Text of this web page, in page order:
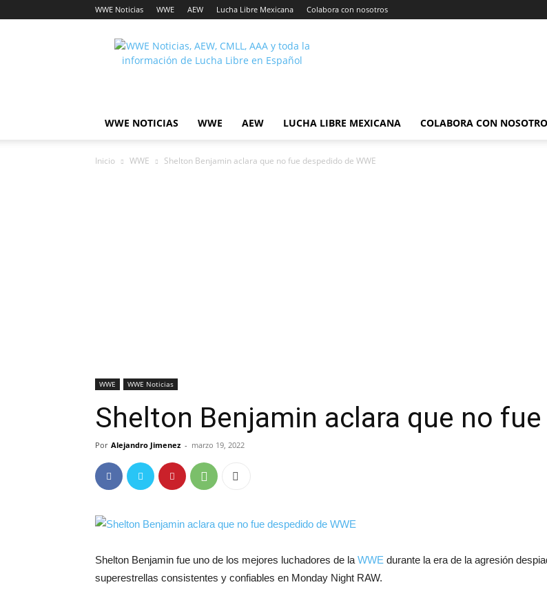
WWE Noticias WWE AEW Lucha Libre Mexicana Colabora con nosotros
Lucha
Noticias
WWE NOTICIAS WWE AEW LUCHA LIBRE MEXICANA COLABORA CON
Inicio WWE Shelton Benjamin aclara que no fue despedido de WWE
WWE WWE Noticias
Shelton Benjamin aclara que no
Por Alejandro Jimenez - marzo 19, 2022
Shelton Benjamin fue uno de los mejores luchadores de la WWE durante la era de la agresión
superestrellas consistentes y confiables en Monday Night RAW.